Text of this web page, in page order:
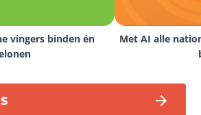
vingers binden én
Met AI alle